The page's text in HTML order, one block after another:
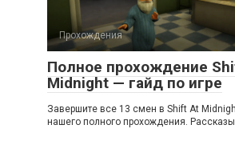
Прохождения
Полное прохождение
Midnight — гайд по игре
Завершите все 13 смен в Shift At
нашего полного прохождения.